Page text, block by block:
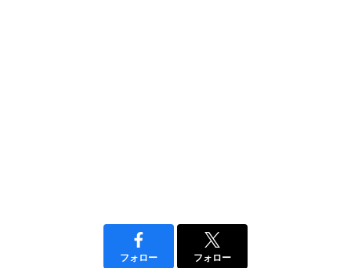
フォロー フォロー